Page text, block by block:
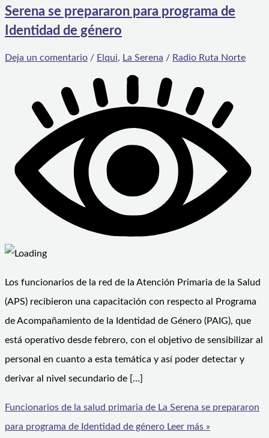
Serena se prepararon para programa de
Identidad de género
Deja un comentario / Elqui, La Serena / Radio Ruta Norte
Los funcionarios de la red de la Atención Primaria de la Salud
(APS) recibieron una capacitación con respecto al Programa
de Acompañamiento de la Identidad de Género (PAIG), que
está operativo desde febrero, con el objetivo de sensibilizar al
personal en cuanto a esta temática y así poder detectar y
derivar al nivel secundario de […]
Funcionarios de la salud primaria de La Serena se prepararon
para programa de Identidad de género Leer más »